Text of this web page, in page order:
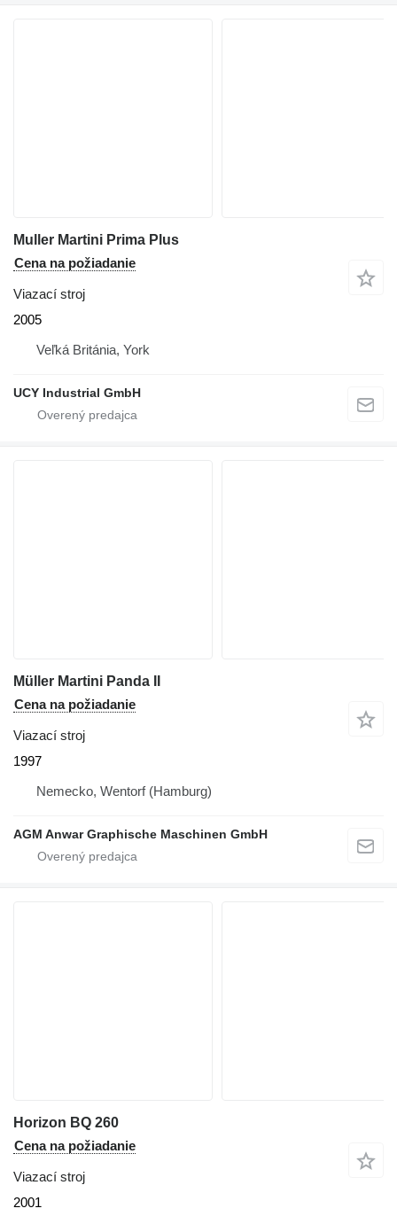
Muller Martini Prima Plus
Cena na požiadanie
Viazací stroj
2005
Veľká Británia, York
UCY Industrial GmbH
Müller Martini Panda II
Cena na požiadanie
Viazací stroj
1997
Nemecko, Wentorf (Hamburg)
AGM Anwar Graphische Maschinen GmbH
Horizon BQ 260
Cena na požiadanie
Viazací stroj
2001